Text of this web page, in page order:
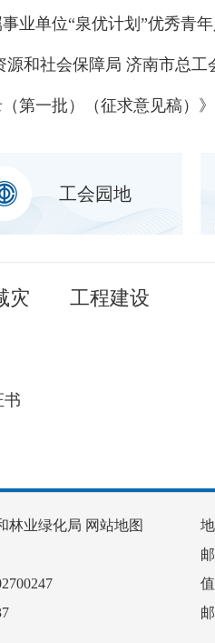
工会园地
灾 工程建设
书
林业绿化局 网站地图